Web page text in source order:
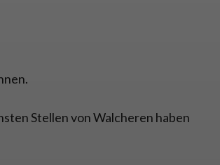
Stellen von Walcheren haben